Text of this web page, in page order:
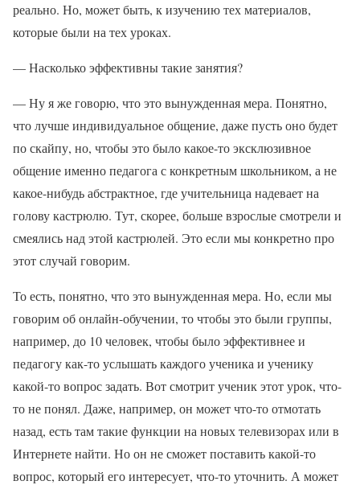
реально. Но, может быть, к изучению тех материалов,
которые были на тех уроках.
— Насколько эффективны такие занятия?
— Ну я же говорю, что это вынужденная мера. Понятно,
что лучше индивидуальное общение, даже пусть оно будет
по скайпу, но, чтобы это было какое-то эксклюзивное
общение именно педагога с конкретным школьником, а не
какое-нибудь абстрактное, где учительница надевает на
голову кастрюлю. Тут, скорее, больше взрослые смотрели и
смеялись над этой кастрюлей. Это если мы конкретно про
этот случай говорим.
То есть, понятно, что это вынужденная мера. Но, если мы
говорим об онлайн-обучении, то чтобы это были группы,
например, до 10 человек, чтобы было эффективнее и
педагогу как-то услышать каждого ученика и ученику
какой-то вопрос задать. Вот смотрит ученик этот урок, что-
то не понял. Даже, например, он может что-то отмотать
назад, есть там такие функции на новых телевизорах или в
Интернете найти. Но он не сможет поставить какой-то
вопрос, который его интересует, что-то уточнить. А может